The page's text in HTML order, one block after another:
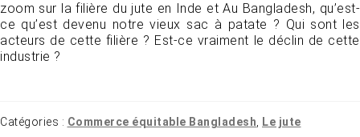
zoom sur la filière du jute en Inde et Au Bangladesh, qu’est-
ce qu’est devenu notre vieux sac à patate ? Qui sont les
acteurs de cette filière ? Est-ce vraiment le déclin de cette
industrie ?
Catégories : Commerce équitable Bangladesh, Le jute